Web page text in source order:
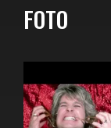
FOTO